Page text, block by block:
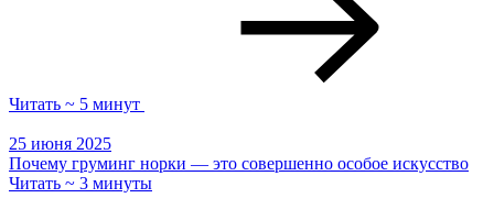
Читать ~ 5 минут
25 июня 2025
Почему груминг норки — это совершенно особое искусство
Читать ~ 3 минуты